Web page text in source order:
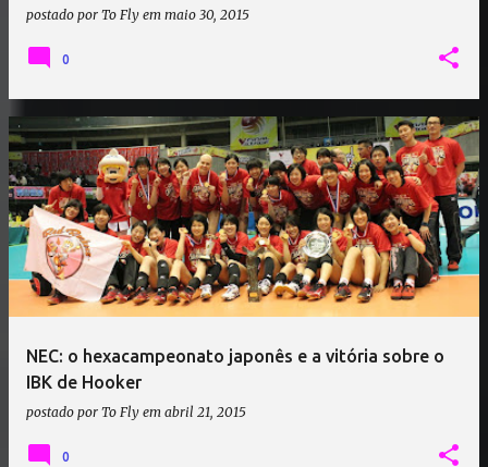
postado por To Fly em maio 30, 2015
0
NEC: o hexacampeonato japonês e a vitória sobre o
IBK de Hooker
postado por To Fly em abril 21, 2015
0